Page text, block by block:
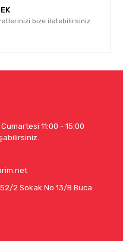
bize iletebilirsiniz.
11:00 - 15:00
2 Sokak No 13/B Buca